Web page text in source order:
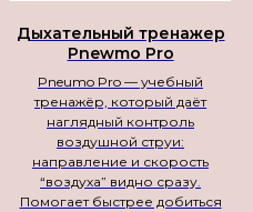
Дыхательный тренажер
Pnewmo Pro
Pneumo Pro — учебный
тренажёр, который даёт
наглядный контроль
воздушной струи:
направление и скорость
“воздуха” видно сразу.
Помогает быстрее добиться